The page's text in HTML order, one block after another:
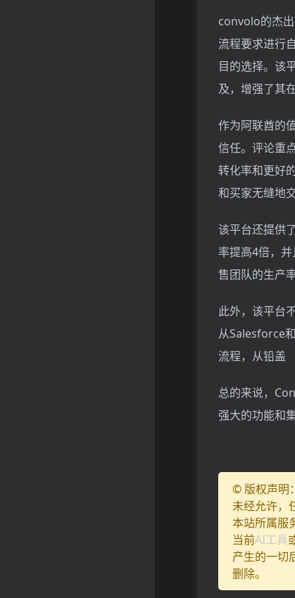
convolo的杰
流程要求进行
目的选择。该
及，增强了其
作为阿联酋的
信任。评论重
转化率和更好
和买家无缝地交
该平台还提供
率提高4倍，
售团队的生产率
此外，该平台
从Salesforce
流程，从铅盖
总的来说，
强大的功能和
© 版权声明
未经允许，
本站所属服
当前AI工具
产生的一切
删除。